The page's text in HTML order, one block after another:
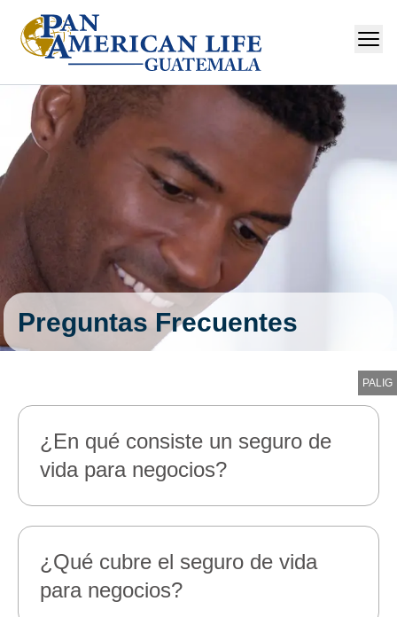
PALIG
Preguntas Frecuentes
¿En qué consiste un seguro de
vida para negocios?
¿Qué cubre el seguro de vida
para negocios?